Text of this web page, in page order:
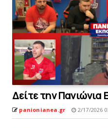
Δείτε την
panionianea.gr 2/17/2026